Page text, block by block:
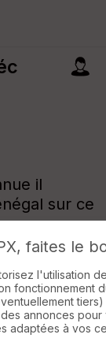
il
sur ce
faites le
l'utilisation
fonctionnement
annonces pour
adaptées à vos